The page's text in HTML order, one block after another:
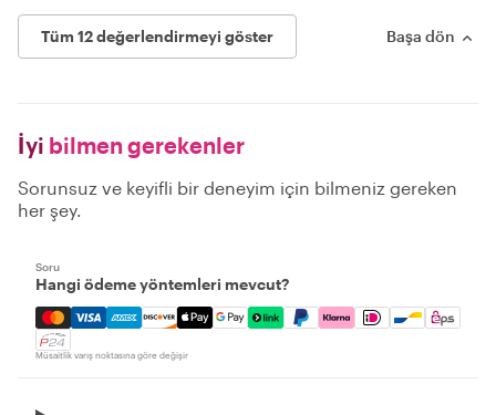
Tüm 12 değerlendirmeyi göster Başa dön
İyi bilmen gerekenler
Sorunsuz ve keyifli bir deneyim için bilmeniz gereken
her şey.
Soru
Hangi ödeme yöntemleri mevcut?
Mastercard, Visa, Amex, Discover, Apple Pay, Google
Müsaitlik varış noktasına göre değişir